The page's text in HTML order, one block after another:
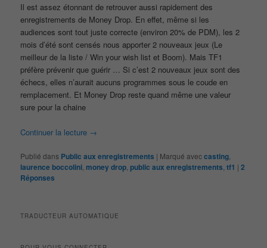
Il est assez étonnant de retrouver aussi rapidement des
enregistrements de Money Drop. En effet, même si les
audiences sont tout juste correcte (environ 20% de PDM), les 2
mois d’été sont censés nous apporter 2 nouveaux jeux (Le
meilleur de la liste / Win your wish list et Boom). Mais TF1
préfère prévenir que guérir … Si c’est 2 nouveaux jeux sont des
échecs, elles n’aurait aucuns programmes sous le coude en
remplacement. Et Money Drop reste quand même une valeur
sure pour la chaine
Continuer la lecture →
Publié dans Public aux enregistrements | Marqué aveccasting
laurence boccolini ,money drop ,public aux enregistrements ,tf1 |2
Réponses
TRADUCTEUR AUTOMATIQUE